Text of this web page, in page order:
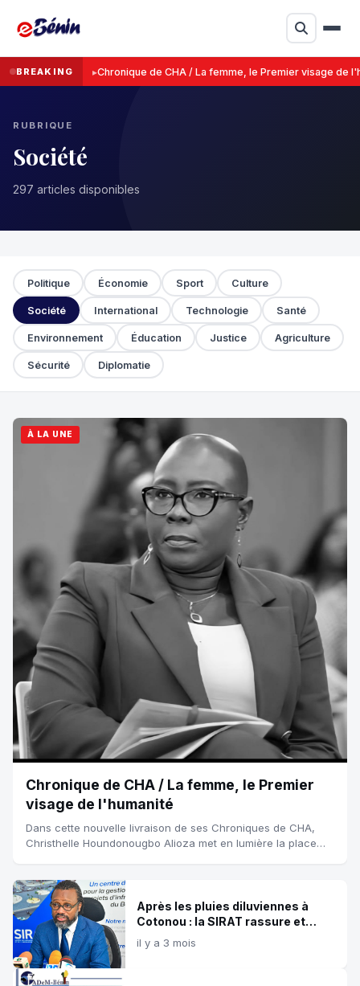
BREAKING Chronique de CHA / La femme, le Premier visage de
RUBRIQUE
Société
297 articles disponibles
Politique Économie Sport Culture
Société International Technologie Santé
Environnement Éducation Justice Agriculture
Sécurité Diplomatie
À LA UNE
Chronique de CHA / La femme, le Premier
visage de l'humanité
Dans cette nouvelle livraison de ses Chroniques de CHA,
Christhelle Houndonougbo Alioza met en lumière la place
Après les pluies diluviennes à
Cotonou : la SIRAT rassure et
appelle au civisme
il y a 3 mois